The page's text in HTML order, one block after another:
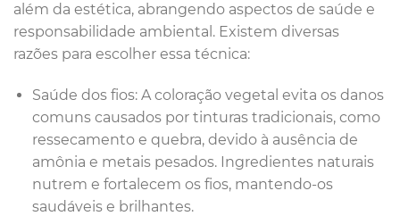
além da estética, abrangendo aspectos de saúde e
responsabilidade ambiental. Existem diversas
razões para escolher essa técnica:
Saúde dos fios: A coloração vegetal evita os danos
comuns causados por tinturas tradicionais, como
ressecamento e quebra, devido à ausência de
amônia e metais pesados. Ingredientes naturais
nutrem e fortalecem os fios, mantendo-os
saudáveis e brilhantes.